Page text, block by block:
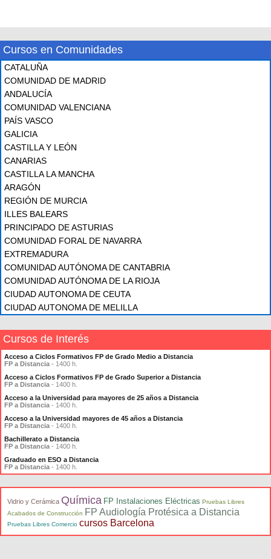
Cursos en Comunidades
CATALUÑA
COMUNIDAD DE MADRID
ANDALUCÍA
COMUNIDAD VALENCIANA
PAÍS VASCO
GALICIA
CASTILLA Y LEÓN
CANARIAS
CASTILLA LA MANCHA
ARAGÓN
REGIÓN DE MURCIA
ILLES BALEARS
PRINCIPADO DE ASTURIAS
COMUNIDAD FORAL DE NAVARRA
EXTREMADURA
COMUNIDAD AUTÓNOMA DE CANTABRIA
COMUNIDAD AUTÓNOMA DE LA RIOJA
CIUDAD AUTONOMA DE CEUTA
CIUDAD AUTONOMA DE MELILLA
Cursos de Interés
Acceso a Ciclos Formativos FP de Grado Medio a Distancia
FP a Distancia - 1400 h.
Acceso a Ciclos Formativos FP de Grado Superior a Distancia
FP a Distancia - 1400 h.
Acceso a la Universidad para mayores de 25 años a Distancia
FP a Distancia - 1400 h.
Acceso a la Universidad mayores de 45 años a Distancia
FP a Distancia - 1400 h.
Bachillerato a Distancia
FP a Distancia - 1400 h.
Graduado en ESO a Distancia
FP a Distancia - 1400 h.
Vidrio y Cerámica Química FP Instalaciones Eléctricas Pruebas Libres
Acabados de Construcción FP Audiología Protésica a Distancia
Pruebas Libres Comercio cursos Barcelona